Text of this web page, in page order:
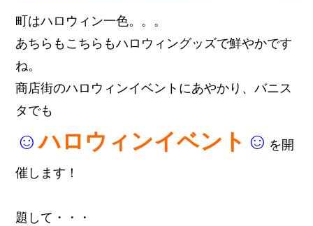
町はハロウィン一色。。。
あちらもこちらもハロウィングッズで鮮やかです
ね。
商店街のハロウィンイベントにあやかり、バニス
タでも
☺ハロウィンイベント ☺ を開
催します！
題して・・・